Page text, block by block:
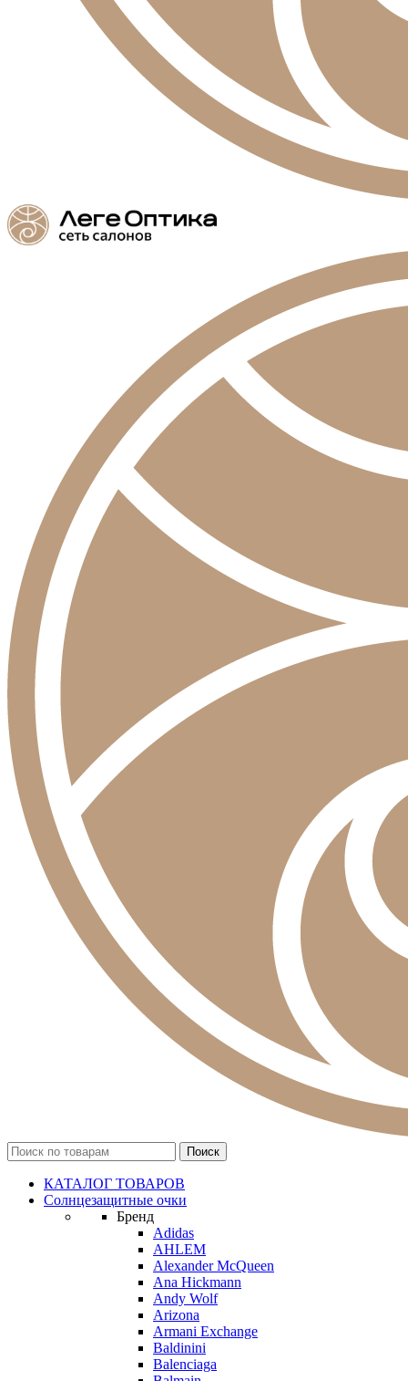
КАТАЛОГ ТОВАРОВ
Солнцезащитные очки
Бренд
Adidas
AHLEM
Alexander McQueen
Ana Hickmann
Andy Wolf
Arizona
Armani Exchange
Baldinini
Balenciaga